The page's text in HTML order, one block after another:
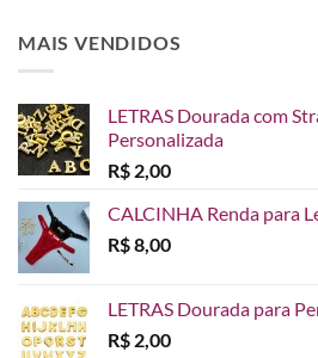
MAIS VENDIDOS
LETRAS Dourada com
Personalizada
R$ 2,00
CALCINHA Renda para
R$8,00
LETRAS Dourada para
R$ 2,00